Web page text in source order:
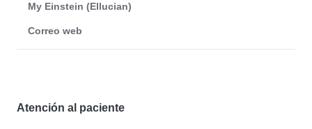
My Einstein (Ellucian)
Correo web
Atención al paciente